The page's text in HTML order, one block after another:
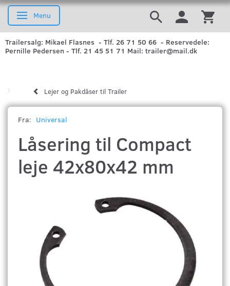
Skifte navigation
Menu
Trailersalg: Mikael Flasnes - Tlf. 26 71 50 66 - Reservedele:
Pernille Pedersen - Tlf. 21 45 51 71 Mail: trailer@mail.dk
Lejer og Pakdåser til Trailer
Fra: Universal
Låsering til Compact
leje 42x80x42 mm